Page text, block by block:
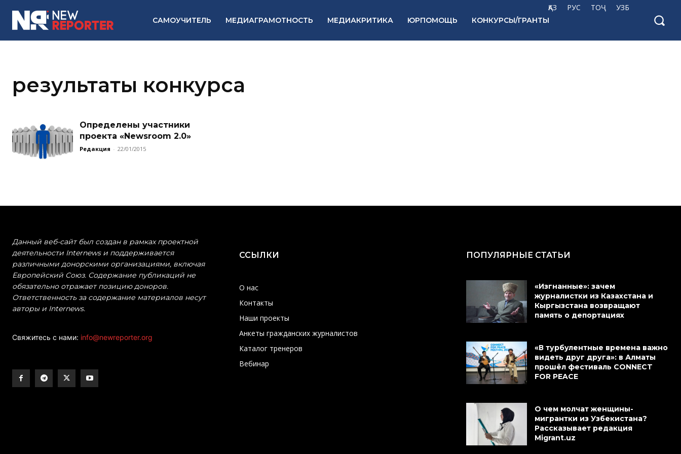
ҚАЗ РУС ТОҶ УЗБ
САМОУЧИТЕЛЬ МЕДИАГРАМОТНОСТЬ МЕДИАКРИТИКА ЮРПОМОЩЬ КОНКУРСЫ/ГРАНТЫ
результаты конкурса
Определены участники
проекта «Newsroom 2.0»
Редакция - 22/01/2015
Данный веб-сайт был создан в рамках проектной
деятельности Internews и поддерживается
различными донорскими организациями, включая
Европейский Союз. Содержание публикаций не
обязательно отражает позицию доноров.
Ответственность за содержание материалов несут
авторы и Internews.
Свяжитесь с нами: info@newreporter.org
ССЫЛКИ
О нас
Контакты
Наши проекты
Анкеты гражданских журналистов
Каталог тренеров
Вебинар
ПОПУЛЯРНЫЕ СТАТЬИ
«Изгнанные»: зачем
журналистки из Казахстана и
Кыргызстана возвращают
память о депортациях
«В турбулентные времена важно
видеть друг друга»: в Алматы
прошёл фестиваль CONNECT
FOR PEACE
О чем молчат женщины-
мигрантки из Узбекистана?
Рассказывает редакция
Migrant.uz